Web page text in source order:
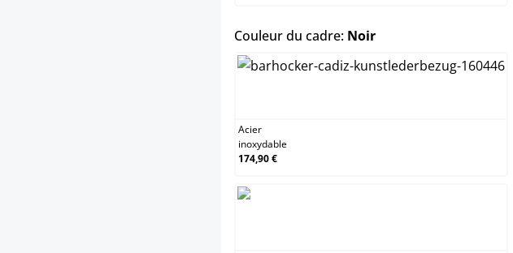
Couleur du cadre: Noirselect
Acier
inoxydable
174,90 €